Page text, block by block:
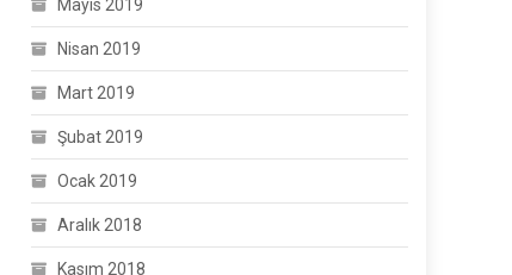
Mayıs 2019
Nisan 2019
Mart 2019
Şubat 2019
Ocak 2019
Aralık 2018
Kasım 2018